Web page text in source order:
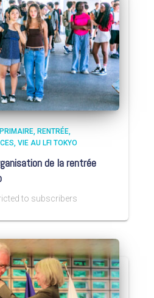
PRIMAIRE RENTRÉE
VIE AU LFI TOKYO
de la rentrée
to subscribers